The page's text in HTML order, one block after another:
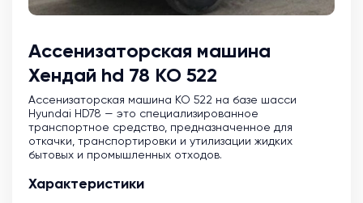
Ассенизаторская машина
Хендай hd 78 КО 522
Ассенизаторская машина KO 522 на базе шасси
Hyundai HD78 — это специализированное
транспортное средство, предназначенное для
откачки, транспортировки и утилизации жидких
бытовых и промышленных отходов.
Характеристики